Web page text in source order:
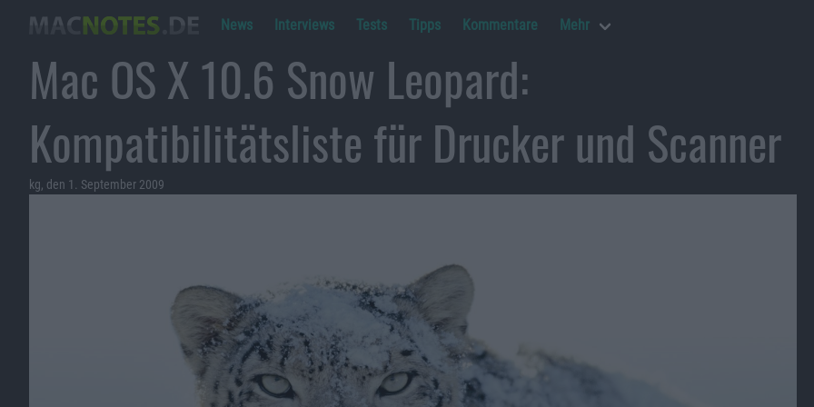
News Interviews Tests Tipps Kommentare Mehr
Mac OS X 10.6 Snow Leopard:
Kompatibilitätsliste für Drucker und Scanner
kg, den 1. September 2009